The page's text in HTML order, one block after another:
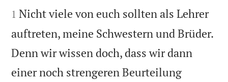


1 Nicht viele von euch sollten als Lehrer
auftreten, meine Schwestern und Brüder.
Denn wir wissen doch, dass wir dann
einer noch strengeren Beurteilung